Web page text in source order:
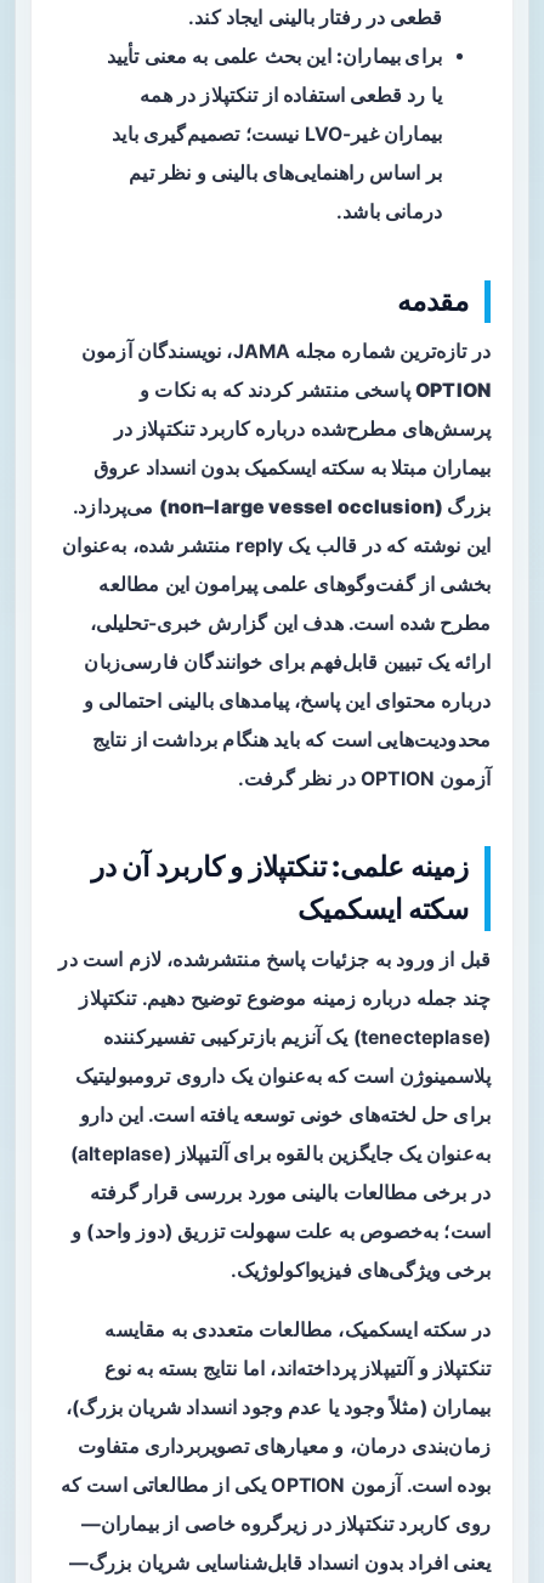
قطعی در رفتار بالینی ایجاد کند.
برای بیماران: این بحث علمی به معنی تأیید
یا رد قطعی استفاده از تنکتپلاز در همه
بیماران غیر-LVO نیست؛ تصمیم‌گیری باید
بر اساس راهنمایی‌های بالینی و نظر تیم
درمانی باشد.
مقدمه
در تازه‌ترین شماره مجله JAMA، نویسندگان آزمون
OPTIONپاسخی منتشر کردند که به نکات و
پرسش‌های مطرح‌شده درباره کاربردتنکتپلاز در
بیماران مبتلا به سکته ایسکمیک بدون انسداد عروق
بزرگ (non–large vessel occlusion)
می‌پردازد.
این نوشته که در قالب یک reply منتشر شده، به‌عنوان
بخشی از گفت‌وگوهای علمی پیرامون این مطالعه
مطرح شده است. هدف این گزارش خبری-تحلیلی،
ارائه یک تبیین قابل‌فهم برای خوانندگان فارسی‌زبان
درباره محتوای این پاسخ، پیامدهای بالینی احتمالی و
محدودیت‌هایی است که باید هنگام برداشت از نتایج
آزمون OPTION در نظر گرفت.
زمینه علمی: تنکتپلاز و کاربرد آن در
سکته ایسکمیک
قبل از ورود به جزئیات پاسخ منتشرشده، لازم است در
چند جمله درباره زمینه موضوع توضیح دهیم.تنکتپلاز
(tenecteplase) یک آنزیم بازترکیبی تفسیرکننده
پلاسمینوژن است که به‌عنوان یک داروی ترومبولیتیک
برای حل لخته‌های خونی توسعه یافته است. این دارو
به‌عنوان یک جایگزین بالقوه برای آلتیپلاز
(alteplase)
در برخی مطالعات بالینی مورد بررسی قرار گرفته
است؛ به‌خصوص به علت سهولت تزریق (دوز واحد) و
برخی ویژگی‌های فیزیواکولوژیک.
در سکته ایسکمیک، مطالعات متعددی به مقایسه
تنکتپلاز و آلتیپلاز پرداخته‌اند، اما نتایج بسته به نوع
بیماران (مثلاً وجود یا عدم وجود انسداد شریان بزرگ)،
زمان‌بندی درمان، و معیارهای تصویربرداری متفاوت
بوده است. آزمون OPTION یکی از مطالعاتی است که
روی کاربرد تنکتپلاز در زیرگروه خاصی از بیماران—
یعنی افراد بدون انسداد قابل‌شناسایی شریان بزرگ—